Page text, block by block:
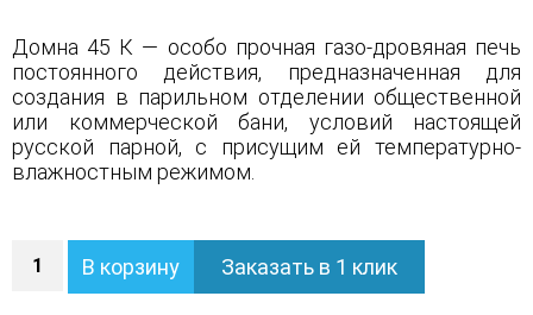
Домна 45 К — особо прочная газо-дровяная печь
постоянного действия, предназначенная для
создания в парильном отделении общественной
или коммерческой бани, условий настоящей
русской парной, с присущим ей температурно-
влажностным режимом.
Печь
Домна
В корзину Заказать в 1 клик